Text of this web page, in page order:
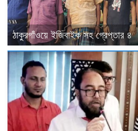
ঠাকুরগাঁওয়ে ইজিবাইক সহ গ্রেপ্তার ৪